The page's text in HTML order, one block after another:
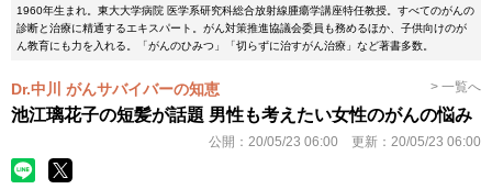
1960年生まれ。東大大学病院 医学系研究科総合放射線腫瘍学講座特任教授。すべてのがんの
診断と治療に精通するエキスパート。がん対策推進協議会委員も務めるほか、子供向けのが
ん教育にも力を入れる。「がんのひみつ」「切らずに治すがん治療」など著書多数。
Dr.中川 がんサバイバーの知恵 > 一覧へ
池江璃花子の短髪が話題 男性も考えたい女性のがんの悩み
公開： 20/05/23 06:00 更新： 20/05/23 06:00